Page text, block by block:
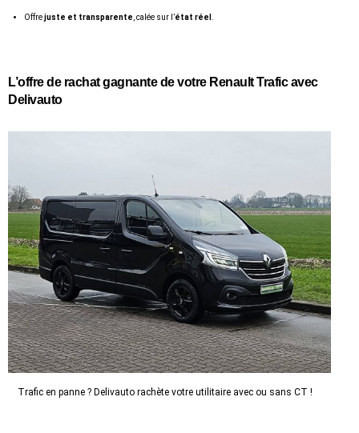
Offrejuste et transparente , calée sur l’état réel
L’offre de rachat gagnante de votre Renault Trafic avec
Delivauto
Trafic en panne ? Delivauto rachète votre utilitaire avec ou sans CT !